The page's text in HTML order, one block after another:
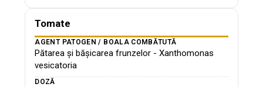
Tomate
AGENT PATOGEN / BOALA COMBĂTUTĂ
Pătarea și bășicarea frunzelor - Xanthomonas
vesicatoria
DOZĂ